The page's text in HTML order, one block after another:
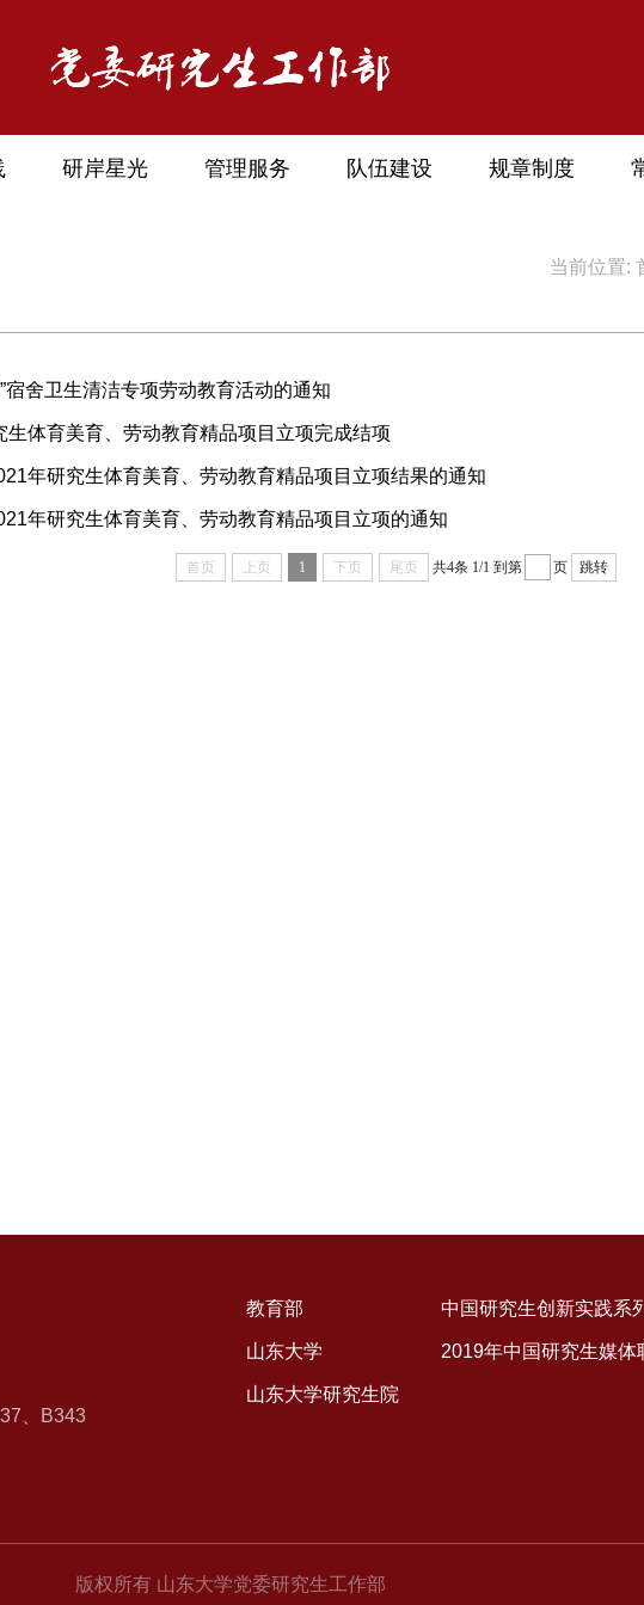
研岸星光 管理服务 队伍建设 规章制度
当前位置:
”宿舍卫生清洁专项劳动教育活动的通知
生体育美育、劳动教育精品项目立项完成结项
年研究生体育美育、劳动教育精品项目立项结果的通知
年研究生体育美育、劳动教育精品项目立项的通知
首页 上页 1 下页 尾页 共4条 1/1 到第 页 跳转
、B343
教育部
山东大学
山东大学研究生院
中国研究生创新实践系
2019年中国研究生媒体
版权所有 山东大学党委研究生工作部